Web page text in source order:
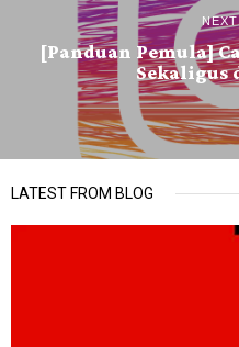
[Panduan Pemula]
Sekaligus
LATEST FROM BLOG